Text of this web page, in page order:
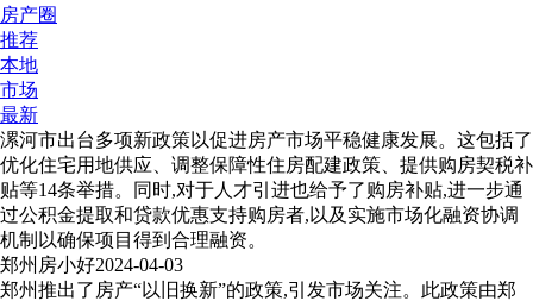
房产圈
推荐
本地
市场
最新
漯河市出台多项新政策以促进房产市场平稳健康发展。这包括了
优化住宅用地供应、调整保障性住房配建政策、提供购房契税补
贴等14条举措。同时,对于人才引进也给予了购房补贴,进一步通
过公积金提取和贷款优惠支持购房者,以及实施市场化融资协调
机制以确保项目得到合理融资。
郑州房小好2024-04-03
郑州推出了房产“以旧换新”的政策,引发市场关注。此政策由郑